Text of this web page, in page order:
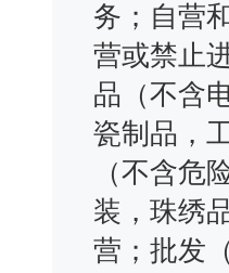
务；自营
营或禁止
品（不含
瓷制品，
（不含危
装，珠绣
营；批发